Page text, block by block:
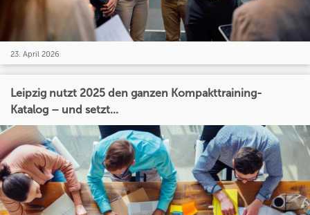
23. April 2026
Leipzig nutzt 2025 den ganzen Kompakttraining-
Katalog – und setzt...